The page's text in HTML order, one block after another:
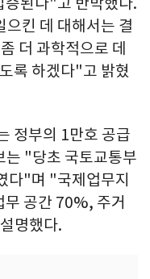
킨 데 대해서는 결
더 과학적으로 데
록 하겠다"고 밝혔
정부의 1만호 공급
는 "당초 국토교통부
다"며 "국제업무지
무 공간 70%, 주거
명했다.